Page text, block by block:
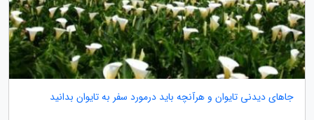
جاهای دیدنی تایوان و هرآنچه باید درمورد سفر به تایوان بدانید